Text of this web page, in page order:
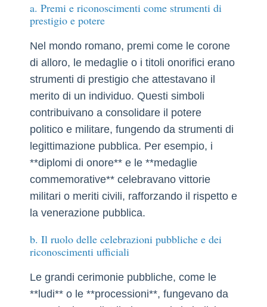
a. Premi e riconoscimenti come strumenti di
prestigio e potere
Nel mondo romano, premi come le corone
di alloro, le medaglie o i titoli onorifici erano
strumenti di prestigio che attestavano il
merito di un individuo. Questi simboli
contribuivano a consolidare il potere
politico e militare, fungendo da strumenti di
legittimazione pubblica. Per esempio, i
**diplomi di onore** e le **medaglie
commemorative** celebravano vittorie
militari o meriti civili, rafforzando il rispetto e
la venerazione pubblica.
b. Il ruolo delle celebrazioni pubbliche e dei
riconoscimenti ufficiali
Le grandi cerimonie pubbliche, come le
**ludi** o le **processioni**, fungevano da